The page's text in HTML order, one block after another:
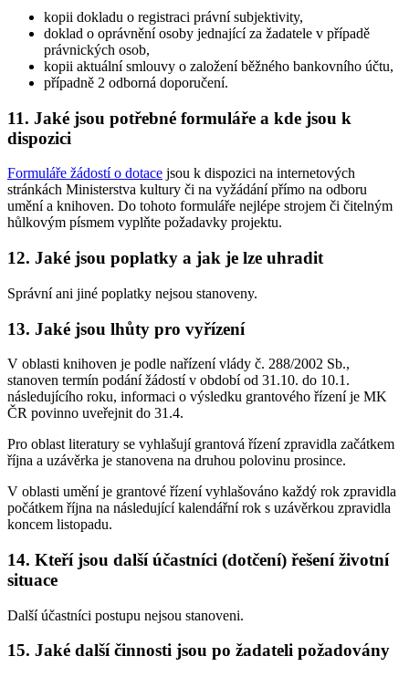
kopii dokladu o registraci právní subjektivity,
doklad o oprávnění osoby jednající za žadatele v případě
právnických osob,
kopii aktuální smlouvy o založení běžného bankovního účtu,
případně 2 odborná doporučení.
11. Jaké jsou potřebné formuláře a kde jsou k
dispozici
Formuláře žádostí o dotace jsou k dispozici na internetových
stránkách Ministerstva kultury či na vyžádání přímo na odboru
umění a knihoven. Do tohoto formuláře nejlépe strojem či čitelným
hůlkovým písmem vyplňte požadavky projektu.
12. Jaké jsou poplatky a jak je lze uhradit
Správní ani jiné poplatky nejsou stanoveny.
13. Jaké jsou lhůty pro vyřízení
V oblasti knihoven je podle nařízení vlády č. 288/2002 Sb.,
stanoven termín podání žádostí v období od 31.10. do 10.1.
následujícího roku, informaci o výsledku grantového řízení je MK
ČR povinno uveřejnit do 31.4.
Pro oblast literatury se vyhlašují grantová řízení zpravidla začátkem
října a uzávěrka je stanovena na druhou polovinu prosince.
V oblasti umění je grantové řízení vyhlašováno každý rok zpravidla
počátkem října na následující kalendářní rok s uzávěrkou zpravidla
koncem listopadu.
14. Kteří jsou další účastníci (dotčení) řešení životní
situace
Další účastníci postupu nejsou stanoveni.
15. Jaké další činnosti jsou po žadateli požadovány